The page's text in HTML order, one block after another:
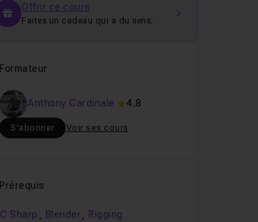
Offrir ce cours
Faites un cadeau qui a du sens.
Formateur
Anthony Cardinale 4,8
S'abonner Voir ses cours
Prérequis
C Sharp , Blender , Rigging